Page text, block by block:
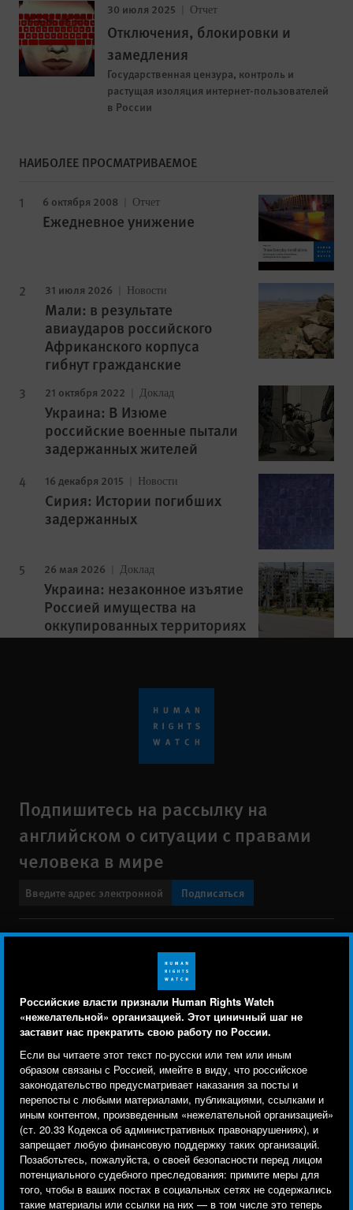
Российские власти признали Human Rights Watch
«нежелательной» организацией. Этот циничный шаг не
заставит нас прекратить свою работу по России.
Если вы читаете этот текст по-русски или тем или иным
образом связаны с Россией, имейте в виду, что российское
законодательство предусматривает наказания за посты и
перепосты с любыми материалами, публикациями, ссылками и
иным контентом, произведенным «нежелательной организацией»
(ст. 20.33 Кодекса об административных правонарушениях), и
запрещает любую финансовую поддержку таких организаций.
Позаботьтесь, пожалуйста, о своей безопасности перед лицом
потенциального судебного преследования: примите меры для
того, чтобы в ваших постах в социальных сетях не содержались
такие материалы или ссылки на них — в том числе это теперь
30 июля 2025 Отчет
Отключения, блокировки и
замедления
Государственная цензура, контроль и
растущая изоляция интернет-пользователей
в России
НАИБОЛЕЕ ПРОСМАТРИВАЕМОЕ
6 октября 2008 Отчет
Ежедневное унижение
31 июля 2026 Новости
Мали: в результате
авиаударов российского
Африканского корпуса
гибнут гражданские
21 октября 2022 Доклад
Украина: В Изюме
российские военные пытали
задержанных жителей
16 декабря 2015 Новости
Сирия: Истории погибших
задержанных
26 мая 2026 Доклад
Украина: незаконное изъятие
Россией имущества на
оккупированных территориях
Подпишитесь на рассылку на
английском о ситуации с правами
человека в мире
Подписаться
Свяжитесь с нами
menu
Заявление о политике конфиденциальности
Карта сайта
Text Version
© 2026 Human Rights Watch
Human Rights Watch| 350 Fifth Avenue, 34th Floor | New York,NY
10118-3299USA|t1.212.290.4700
Human Rights Watchis a 501(C)(3) nonprofit registered in the US
under EIN: 13-2875808
Human Rights Watch cookie preferences
Мы используем файлы cookie, технологии
отслеживания и сторонние аналитические
инструменты, чтобы лучше понять, кто посещает
сайт, и улучшить ваш опыт взаимодействия с ним.
Используя наш сайт, вы соглашаетесь с этим.
Ознакомьтесь с нашей политикой
конфиденциальности,чтобы узнать, для чего
используются файлы cookie и как изменить ваши